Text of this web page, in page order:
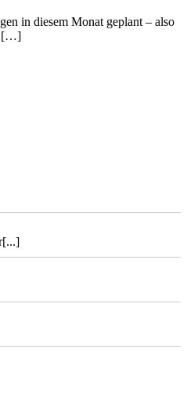
in diesem Monat geplant – also
[…]
[...]